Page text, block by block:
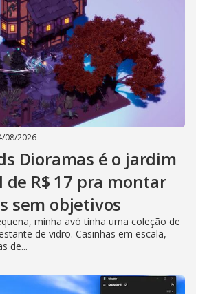
08/2026
Dioramas é o jardim
R$ 17 pra montar
sem objetivos
minha avó tinha uma coleção de
de vidro. Casinhas em escala,
de...